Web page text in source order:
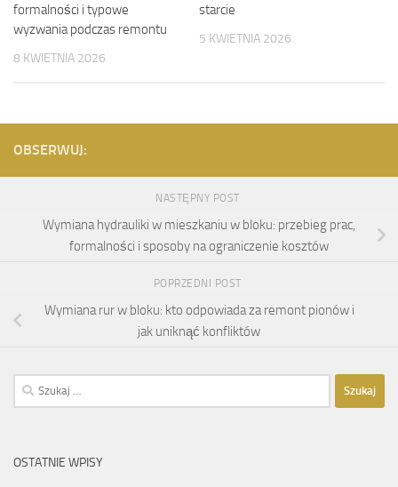
formalności i typowe
wyzwania podczas remontu
8 KWIETNIA 2026
starcie
5 KWIETNIA 2026
OBSERWUJ:
NASTĘPNY POST
Wymiana hydrauliki w mieszkaniu w bloku: przebieg prac,
formalności i sposoby na ograniczenie kosztów
POPRZEDNI POST
Wymiana rur w bloku: kto odpowiada za remont pionów i
jak uniknąć konfliktów
Szukaj:
OSTATNIE WPISY